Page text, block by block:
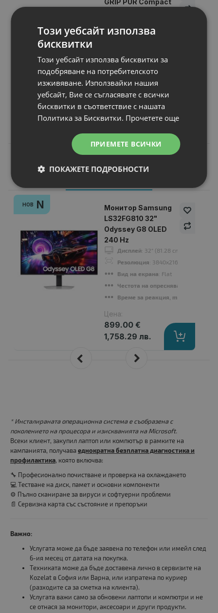
GRIP PUR Compact
Bluetooth: Bluetooth
Водоустойчивост
Високоговорител, тип
Размер на високоговрителя, mm
Цена:
104.00 €
203.41 лв.
Подобни продукти
НОВ N
Монитор Samsung
LS32FG810 32"
Odyssey G8 OLED
240 Hz
Дисплей: 32" (81.28 cm)
Резолюция: 3840x2160
Вид на екрана: Flat
Честота на опресняване, Hz
Време за реакция, ms
Цена:
899.00 €
1,758.29 лв.
* Инсталираната операционна система е съобразена с
поколението на процесора и изискванията на Microsoft.
Всеки клиент, закупил лаптоп или компютър в рамките на
кампанията, получава еднократна безплатна диагностика и
профилактика, която включва:
🔧 Професионално почистване и проверка на охлаждането
💻 Тестване на диск, памет и основни компоненти
⚙️ Пълно сканиране за вируси и софтуерни проблеми
📄 Сервизна карта със състояние и препоръки
Важно:
Услугата може да бъде заявена по телефон или имейл след
6-ия месец от датата на покупка.
Техниката може да бъде доставена лично в сервизите на
Kozelat в София или Варна, или изпратена по куриер
(разходите са за сметка на клиента).
Услугата важи само за обновени лаптопи и компютри и не
се отнася за монитори, аксесоари и други продукти.
Този уебсайт използва
бисквитки
Този уебсайт използва бисквитки за
подобряване на потребителското
изживяване. Използвайки нашия
уебсайт, Вие се съгласявате с всички
бисквитки в съответствие с нашата
Политика за Бисквитки. Прочетете още
ПРИЕМЕТЕ ВСИЧКИ
ПОКАЖЕТЕ ПОДРОБНОСТИ